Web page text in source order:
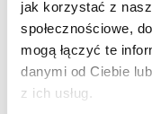
jak korzystać z
społecznościowe,
mogą łączyć te
danymi od Ciebie
z ich usług.
Adres e-mail: *